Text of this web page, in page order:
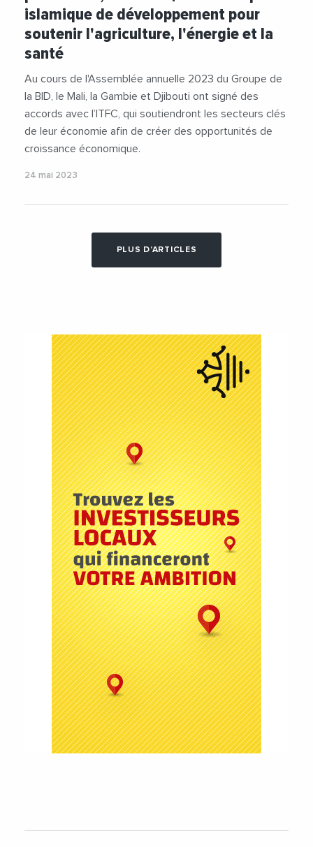
islamique de développement pour
soutenir l'agriculture, l'énergie et la
santé
Au cours de l'Assemblée annuelle 2023 du Groupe de
la BID, le Mali, la Gambie et Djibouti ont signé des
accords avec l’ITFC, qui soutiendront les secteurs clés
de leur économie afin de créer des opportunités de
croissance économique.
24 mai 2023
PLUS D'ARTICLES